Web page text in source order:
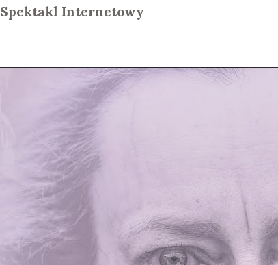
Spektakl Internetowy